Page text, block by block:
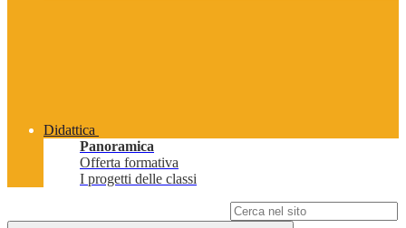
Didattica
Panoramica
Offerta formativa
I progetti delle classi